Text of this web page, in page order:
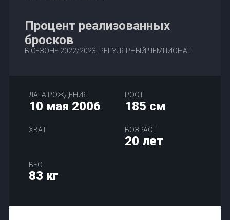
Процент реализованных
бросков
В СЕЗОНЕ 2022/2023, РЕГУЛЯРНЫЙ ЧЕМПИОНАТ
ДАТА РОЖДЕНИЯ
10 мая 2006
РОСТ
185 см
ХВАТ ВОЗРАСТ
20 лет
ВЕС
83 кг